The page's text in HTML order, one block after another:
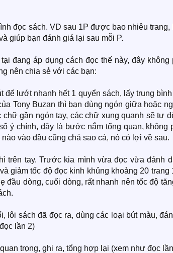
đọc sách. VD sau 1P được bao nhiêu trang,
giúp bạn đánh giá lại sau mỗi P.
đang áp dụng cách đọc thế này, đây không
nên chia sẻ với các bạn:
để lướt nhanh hết 1 quyển sách, lấy trung
Tony Buzan thì bạn dùng ngón giữa hoặc
gần ngón tay, các chữ xung quanh sẽ tự
ý chính, đây là bước nắm tổng quan, không
vào đầu cũng chả sao cả, nó có lợi về sau.
trên tay. Trước kia mình vừa đọc vừa đánh
giảm tốc độ đọc kinh khủng khoảng 20 trang
đầu dòng, cuối dòng, rất nhanh nên tốc độ
lôi sách đã đọc ra, dùng các loại bút màu,
lần 2)
trọng, ghi ra, tổng hợp lại (xem như đọc